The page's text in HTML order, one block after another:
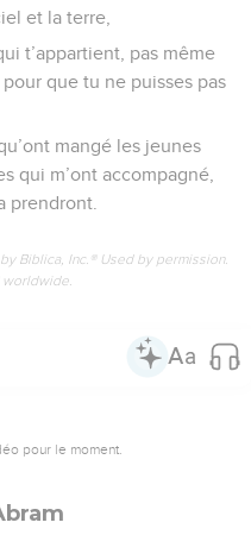
et la terre,
t’appartient, pas même
que tu ne puisses pas
mangé les jeunes
qui m’ont accompagné,
prendront.
Biblica, Inc.® Used by permission.
pour le moment.